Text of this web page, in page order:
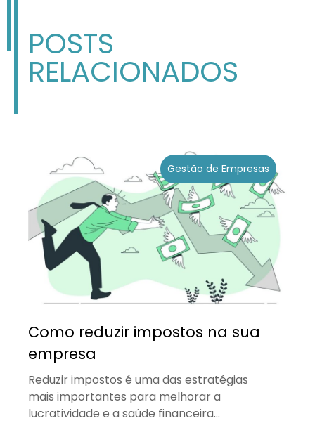
POSTS
RELACIONADOS
Gestão de Empresas
Como reduzir impostos na sua
empresa
Reduzir impostos é uma das estratégias
mais importantes para melhorar a
lucratividade e a saúde financeira...